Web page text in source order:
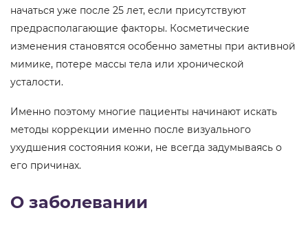
начаться уже после 25 лет, если присутствуют
предрасполагающие факторы. Косметические
изменения становятся особенно заметны при активной
мимике, потере массы тела или хронической
усталости.
Именно поэтому многие пациенты начинают искать
методы коррекции именно после визуального
ухудшения состояния кожи, не всегда задумываясь о
его причинах.
О заболевании